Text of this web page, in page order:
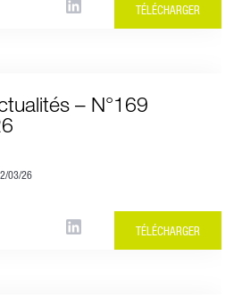
TÉLÉCHARGER
– N°169
2/03/26
TÉLÉCHARGER